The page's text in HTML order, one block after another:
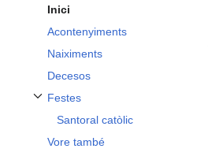
Inici
Acontenyiments
Naiximents
Decesos
Festes
Alternar subsecció Festes
Santoral catòlic
Vore també